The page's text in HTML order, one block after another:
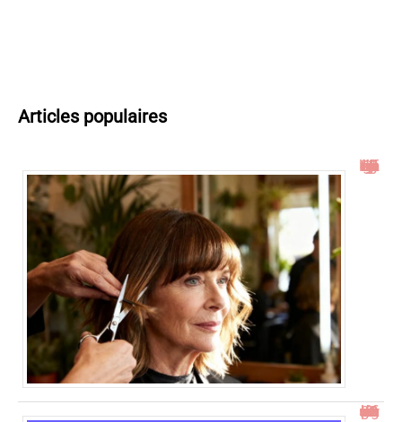
Articles populaires
Idées de coupe cheveux mi long dégradé effilé avec frange à 60 ans
23h23 signification : découvrez son impact et ses messages